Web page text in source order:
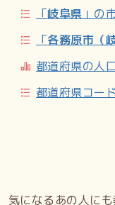
1944年（昭和19年
れ、東亜町が成立
の発足に伴い那加東
世帯数と人口
市立小・中学校に通
「岐阜県 」の
「各務原市（
都道府県の人
都道府県コー
気になるあの人にも